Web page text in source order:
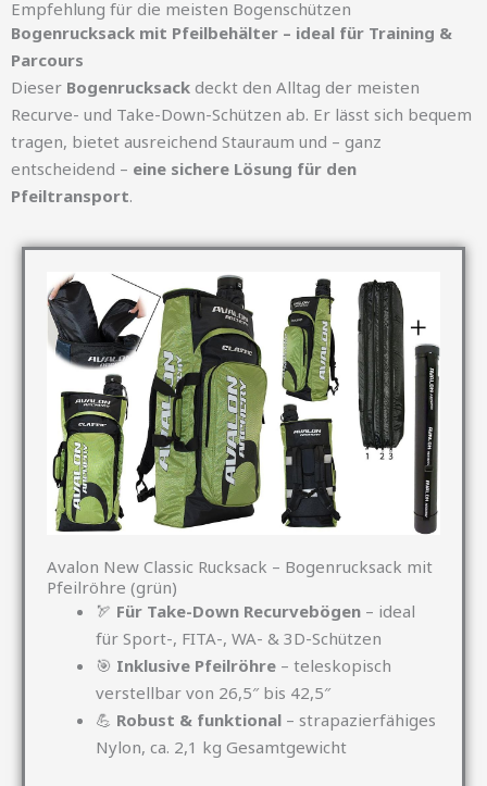
Empfehlung für die meisten Bogenschützen
Bogenrucksack mit Pfeilbehälter – ideal für Training &
Parcours
Dieser Bogenrucksack deckt den Alltag der meisten
Recurve- und Take-Down-Schützen ab. Er lässt sich bequem
tragen, bietet ausreichend Stauraum und – ganz
entscheidend – eine sichere Lösung für den
Pfeiltransport.
Avalon New Classic Rucksack – Bogenrucksack mit
Pfeilröhre (grün)
🏹 Für Take-Down Recurvebögen – ideal
für Sport-, FITA-, WA- & 3D-Schützen
🎯 Inklusive Pfeilröhre – teleskopisch
verstellbar von 26,5″ bis 42,5″
💪 Robust & funktional – strapazierfähiges
Nylon, ca. 2,1 kg Gesamtgewicht